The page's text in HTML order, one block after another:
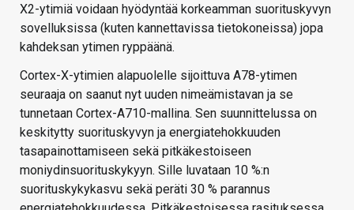
X2-ytimiä voidaan hyödyntää korkeamman suorituskyvyn
sovelluksissa (kuten kannettavissa tietokoneissa) jopa
kahdeksan ytimen ryppäänä.
Cortex-X-ytimien alapuolelle sijoittuva A78-ytimen
seuraaja on saanut nyt uuden nimeämistavan ja se
tunnetaan Cortex-A710-mallina. Sen suunnittelussa on
keskitytty suorituskyvyn ja energiatehokkuuden
tasapainottamiseen sekä pitkäkestoiseen
moniydinsuorituskykyyn. Sille luvataan 10 %:n
suorituskykykasvu sekä peräti 30 % parannus